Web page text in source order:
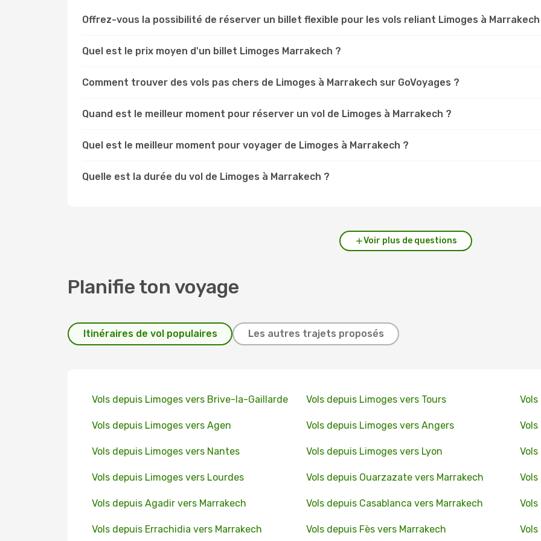
Offrez-vous la possibilité de réserver un billet flexible pour les vols reliant Limoges à
Quel est le prix moyen d'un billet Limoges Marrakech ?
Comment trouver des vols pas chers de Limoges à Marrakech sur GoVoyages ?
Quand est le meilleur moment pour réserver un vol de Limoges à Marrakech ?
Quel est le meilleur moment pour voyager de Limoges à Marrakech ?
Quelle est la durée du vol de Limoges à Marrakech ?
Voir plus de questions
Planifie ton voyage
Itinéraires de vol populaires Les autres trajets proposés
Vols depuis Limoges vers Brive-la-Gaillarde Vols depuis Limoges vers Tours
Vols depuis Limoges vers Agen Vols depuis Limoges vers Angers
Vols depuis Limoges vers Nantes Vols depuis Limoges vers Lyon
Vols depuis Limoges vers Lourdes Vols depuis Ouarzazate vers Marrakech
Vols depuis Agadir vers Marrakech Vols depuis Casablanca vers Marrakech
Vols depuis Errachidia vers Marrakech Vols depuis Fès vers Marrakech